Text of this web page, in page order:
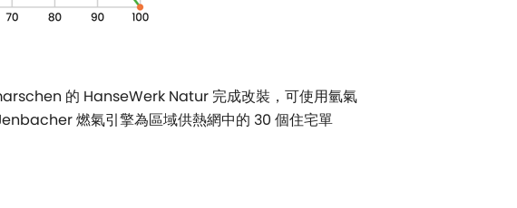
的 HanseWerk Natur 完成改裝，可使用氫氣
燃氣引擎為區域供熱網中的 30 個住宅單